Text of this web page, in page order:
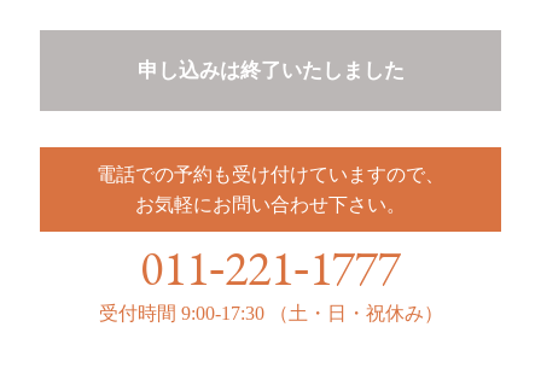
申し込みは終了いたしました
電話での予約も受け付けていますので、
お気軽にお問い合わせ下さい。
011-221-1777
受付時間 9:00-17:30（土・日・祝休み）